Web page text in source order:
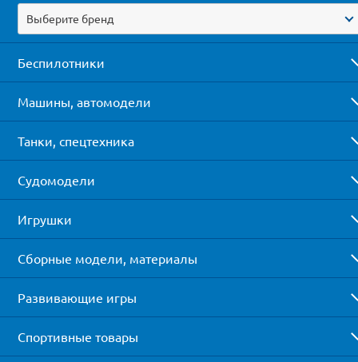
Выберите бренд
Беспилотники
Машины, автомодели
Танки, спецтехника
Судомодели
Игрушки
Сборные модели, материалы
Развивающие игры
Спортивные товары